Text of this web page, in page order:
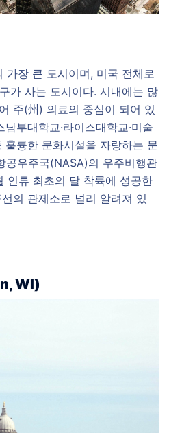
가장 큰 도시이며, 미국 전체로
가 사는 도시이다. 시내에는 많
주(州) 의료의 중심이 되어 있
부대학교·라이스대학교·미술
훌륭한 문화시설을 자랑하는 문
공우주국(NASA)의 우주비행관
인류 최초의 달 착륙에 성공한
의 관제소로 널리 알려져 있
WI)